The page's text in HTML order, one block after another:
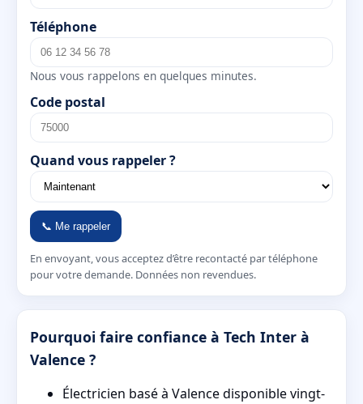
Téléphone
Nous vous rappelons en quelques minutes.
Code postal
Quand vous rappeler ?
📞 Me rappeler
En envoyant, vous acceptez d’être recontacté par téléphone
pour votre demande. Données non revendues.
Pourquoi faire confiance à Tech Inter à
Valence ?
Électricien basé à Valence disponible vingt-